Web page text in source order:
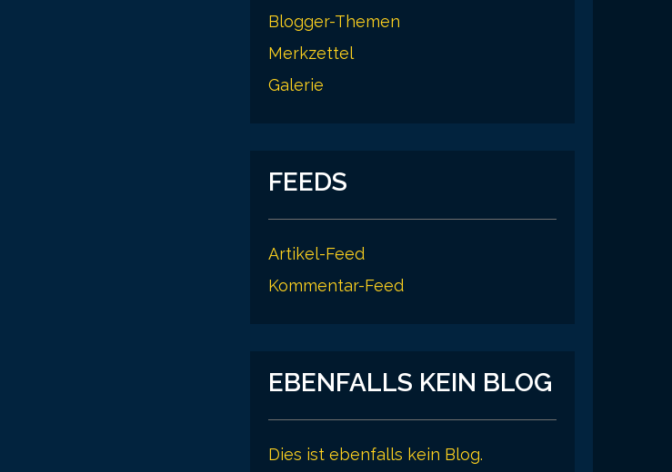
Blogger-Themen
Merkzettel
Galerie
FEEDS
Artikel-Feed
Kommentar-Feed
EBENFALLS KEIN BLOG
Dies ist ebenfalls kein Blog.